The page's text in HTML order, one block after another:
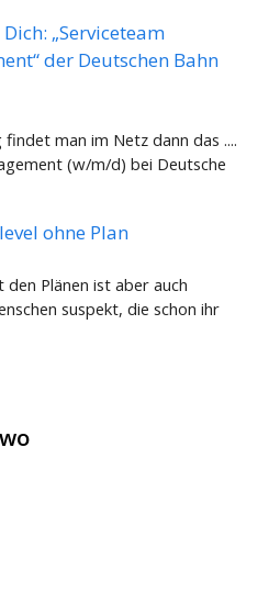
„Serviceteam
der Deutschen Bahn
man im Netz dann das ....
(w/m/d) bei Deutsche
ohne Plan
Plänen ist aber auch
suspekt, die schon ihr